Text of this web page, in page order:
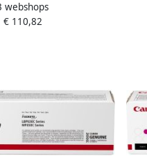
cyaan
webshops
€ 110,82